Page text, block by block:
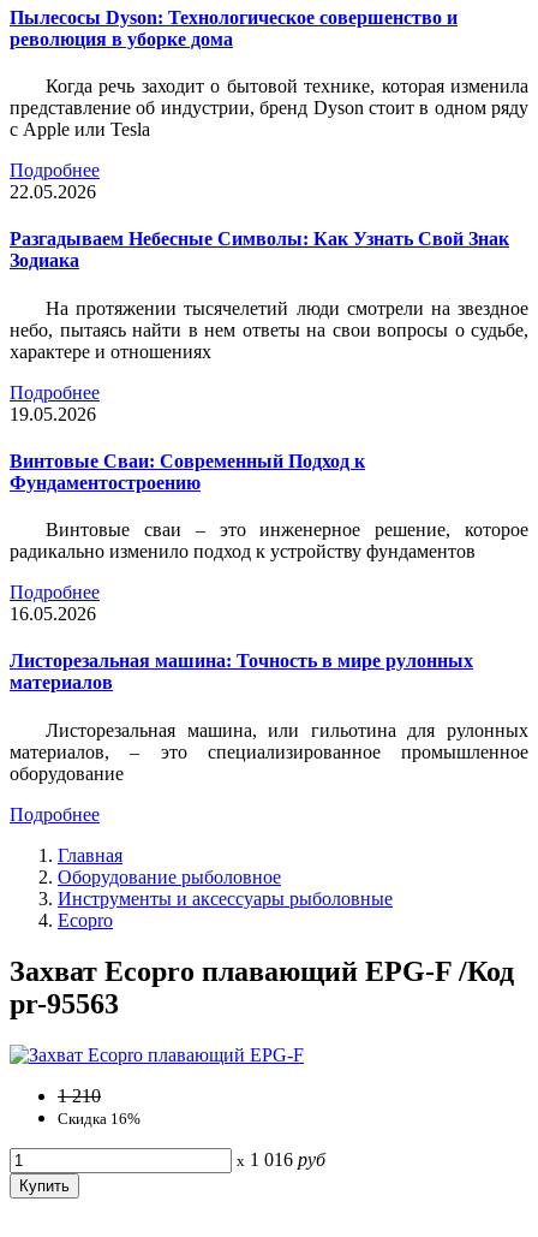
Пылесосы Dyson: Технологическое совершенство и
революция в уборке дома
Когда речь заходит о бытовой технике, которая изменила
представление об индустрии, бренд Dyson стоит в одном ряду
с Apple или Tesla
Подробнее
22.05.2026
Разгадываем Небесные Символы: Как Узнать Свой Знак
Зодиака
На протяжении тысячелетий люди смотрели на звездное
небо, пытаясь найти в нем ответы на свои вопросы о судьбе,
характере и отношениях
Подробнее
19.05.2026
Винтовые Сваи: Современный Подход к
Фундаментостроению
Винтовые сваи – это инженерное решение, которое
радикально изменило подход к устройству фундаментов
Подробнее
16.05.2026
Листорезальная машина: Точность в мире рулонных
материалов
Листорезальная машина, или гильотина для рулонных
материалов, – это специализированное промышленное
оборудование
Подробнее
Главная
Оборудование рыболовное
Инструменты и аксессуары рыболовные
Ecopro
Захват Ecopro плавающий EPG-F /Код
pr-95563
1 210
Скидка 16%
x 1 016 руб